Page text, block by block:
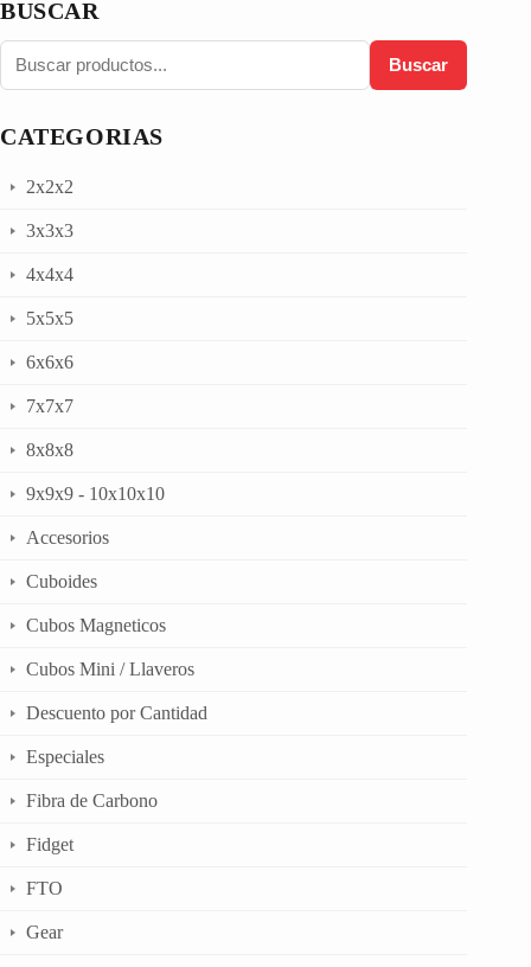
BUSCAR
Buscar
CATEGORIAS
2x2x2
3x3x3
4x4x4
5x5x5
6x6x6
7x7x7
8x8x8
9x9x9 - 10x10x10
Accesorios
Cuboides
Cubos Magneticos
Cubos Mini / Llaveros
Descuento por Cantidad
Especiales
Fibra de Carbono
Fidget
FTO
Gear